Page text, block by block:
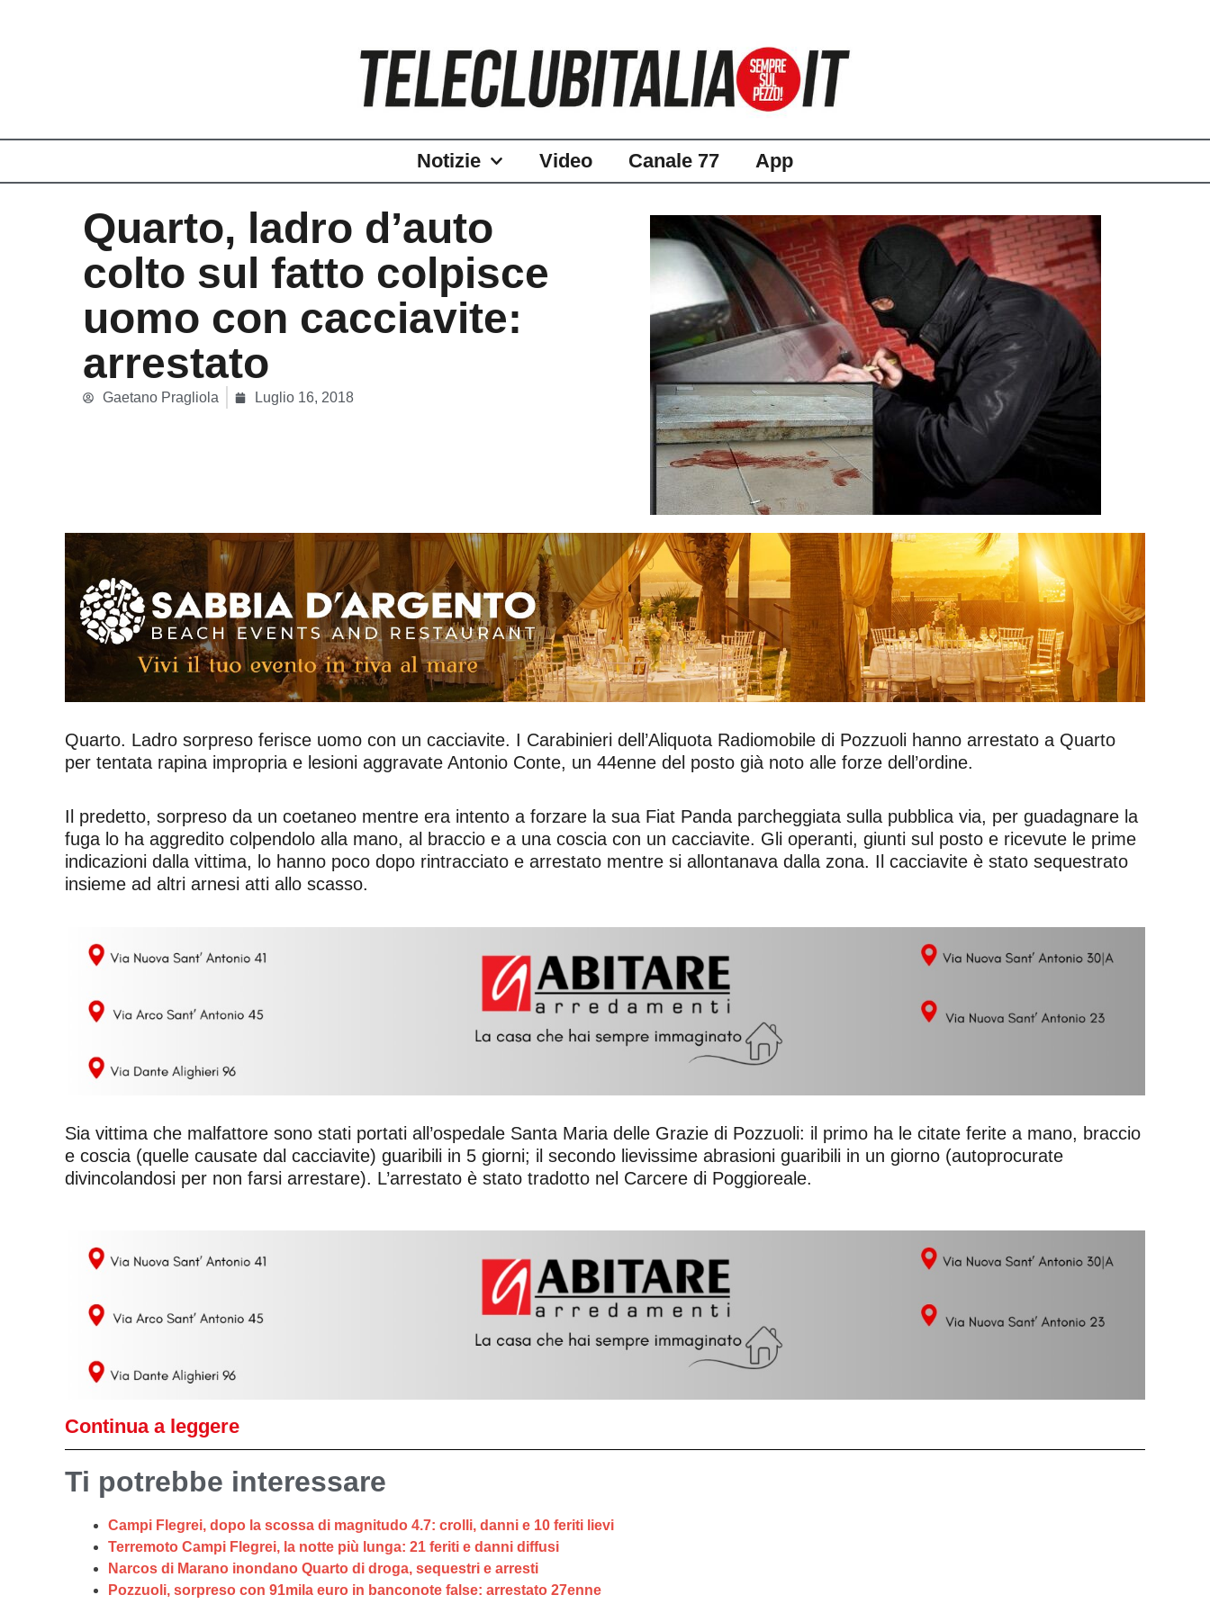
Notizie Video Canale 77 App
Quarto, ladro d’auto
colto sul fatto colpisce
uomo con cacciavite:
arrestato
Gaetano Pragliola Luglio 16, 2018
Quarto. Ladro sorpreso ferisce uomo con un cacciavite. I Carabinieri dell’Aliquota Radiomobile di Pozzuoli hanno arrestato a Quarto
per tentata rapina impropria e lesioni aggravate Antonio Conte, un 44enne del posto già noto alle forze dell’ordine.
Il predetto, sorpreso da un coetaneo mentre era intento a forzare la sua Fiat Panda parcheggiata sulla pubblica via, per guadagnare la
fuga lo ha aggredito colpendolo alla mano, al braccio e a una coscia con un cacciavite. Gli operanti, giunti sul posto e ricevute le prime
indicazioni dalla vittima, lo hanno poco dopo rintracciato e arrestato mentre si allontanava dalla zona. Il cacciavite è stato sequestrato
insieme ad altri arnesi atti allo scasso.
Sia vittima che malfattore sono stati portati all’ospedale Santa Maria delle Grazie di Pozzuoli: il primo ha le citate ferite a mano, braccio
e coscia (quelle causate dal cacciavite) guaribili in 5 giorni; il secondo lievissime abrasioni guaribili in un giorno (autoprocurate
divincolandosi per non farsi arrestare). L’arrestato è stato tradotto nel Carcere di Poggioreale.
Continua a leggere
Ti potrebbe interessare
Campi Flegrei, dopo la scossa di magnitudo 4.7: crolli, danni e 10 feriti lievi
Terremoto Campi Flegrei, la notte più lunga: 21 feriti e danni diffusi
Narcos di Marano inondano Quarto di droga, sequestri e arresti
Pozzuoli, sorpreso con 91mila euro in banconote false: arrestato 27enne